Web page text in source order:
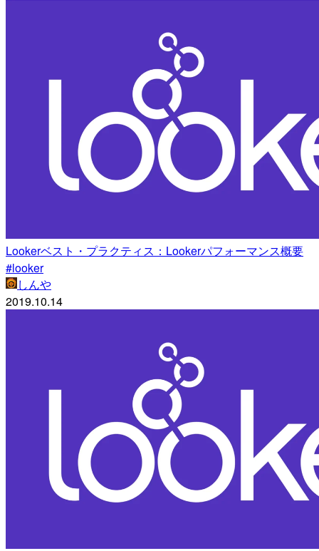
Lookerベスト・プラクティス：Lookerパフォーマンス概要
#looker
しんや
2019.10.14